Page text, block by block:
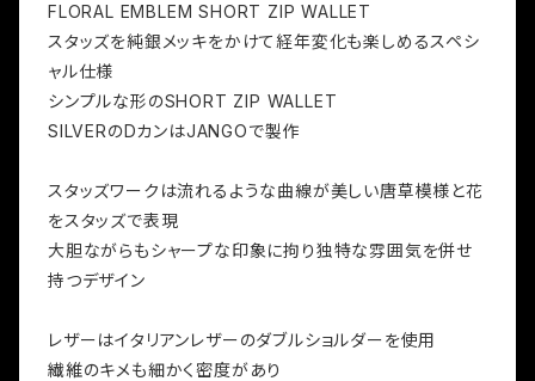
FLORAL EMBLEM SHORT ZIP WALLET
スタッズを純銀メッキをかけて経年変化も楽しめるスペシ
ャル仕様
シンプルな形のSHORT ZIP WALLET
SILVERのDカンはJANGOで製作
スタッズワークは流れるような曲線が美しい唐草模様と花
をスタッズで表現
大胆ながらもシャープな印象に拘り独特な雰囲気を併せ
持つデザイン
レザーはイタリアンレザーのダブルショルダーを使用
繊維のキメも細かく密度があり